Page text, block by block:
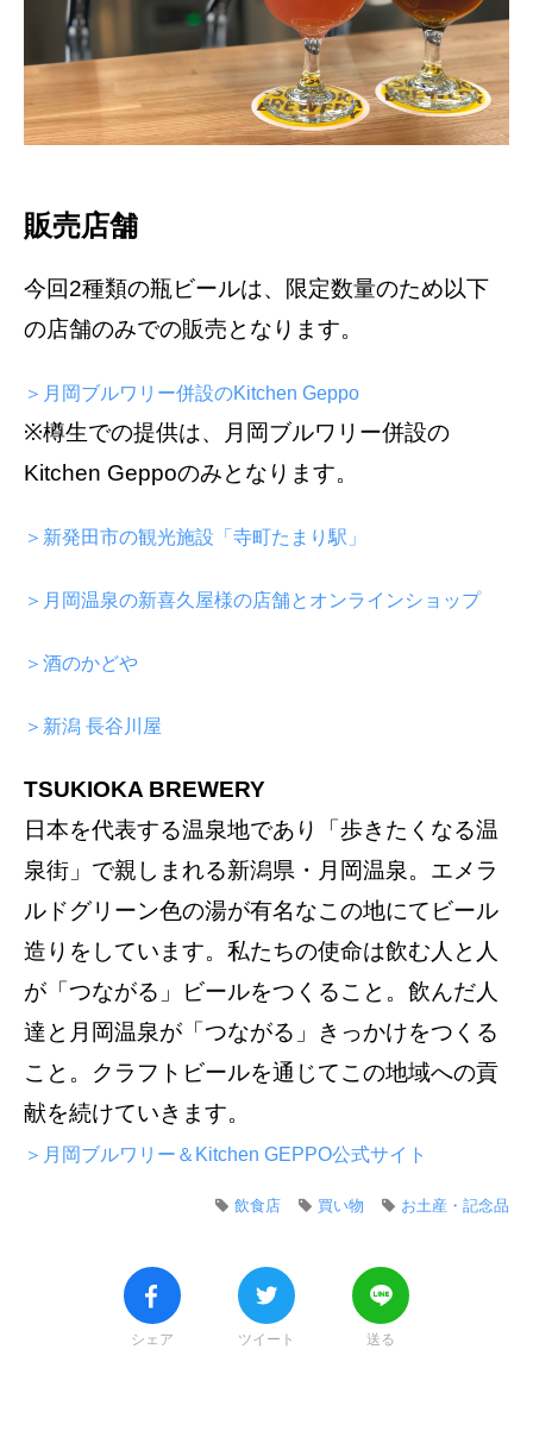
販売店舗
今回2種類の瓶ビールは、限定数量のため以下
の店舗のみでの販売となります。
＞月岡ブルワリー併設のKitchen Geppo
※樽生での提供は、月岡ブルワリー併設の
Kitchen Geppoのみとなります。
＞新発田市の観光施設「寺町たまり駅」
＞月岡温泉の新喜久屋様の店舗とオンラインショップ
＞酒のかどや
＞新潟 長谷川屋
TSUKIOKA BREWERY
日本を代表する温泉地であり「歩きたくなる温
泉街」で親しまれる新潟県・月岡温泉。エメラ
ルドグリーン色の湯が有名なこの地にてビール
造りをしています。私たちの使命は飲む人と人
が「つながる」ビールをつくること。飲んだ人
達と月岡温泉が「つながる」きっかけをつくる
こと。クラフトビールを通じてこの地域への貢
献を続けていきます。
＞月岡ブルワリー＆Kitchen GEPPO公式サイト
お土産・記念品
買い物
飲食店
シェア ツイート 送る